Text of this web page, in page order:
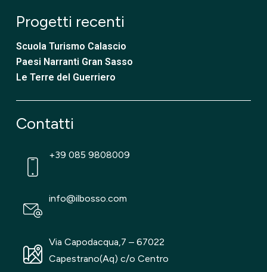
Progetti recenti
Scuola Turismo Calascio
Paesi Narranti Gran Sasso
Le Terre del Guerriero
Contatti
+39 085 9808009
info@ilbosso.com
Via Capodacqua,7 – 67022
Capestrano(Aq) c/o Centro